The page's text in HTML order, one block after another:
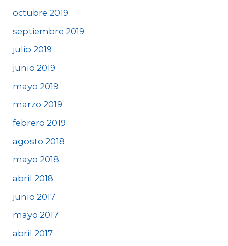
octubre 2019
septiembre 2019
julio 2019
junio 2019
mayo 2019
marzo 2019
febrero 2019
agosto 2018
mayo 2018
abril 2018
junio 2017
mayo 2017
abril 2017